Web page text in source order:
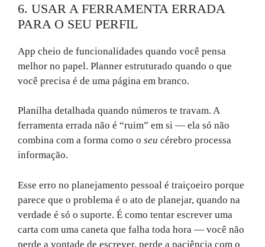
6. USAR A FERRAMENTA ERRADA
PARA O SEU PERFIL
App cheio de funcionalidades quando você pensa
melhor no papel. Planner estruturado quando o que
você precisa é de uma página em branco.
Planilha detalhada quando números te travam. A
ferramenta errada não é “ruim” em si — ela só não
combina com a forma como o seu cérebro processa
informação.
Esse erro no planejamento pessoal é traiçoeiro porque
parece que o problema é o ato de planejar, quando na
verdade é só o suporte. É como tentar escrever uma
carta com uma caneta que falha toda hora — você não
perde a vontade de escrever, perde a paciência com o